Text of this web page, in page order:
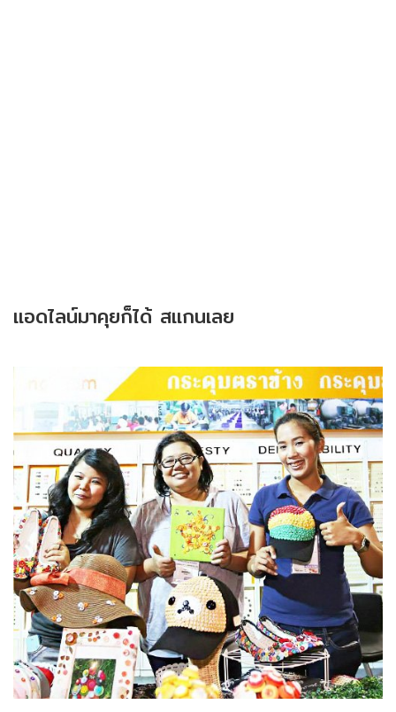
แอดไลน์มาคุยก็ได้ สแกนเลย